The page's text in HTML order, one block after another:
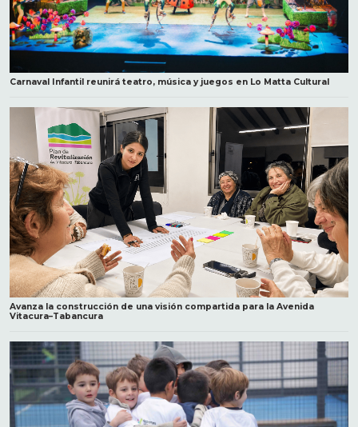
Carnaval Infantil reunirá teatro, música y juegos en Lo Matta Cultural
Avanza la construcción de una visión compartida para la Avenida
Vitacura–Tabancura